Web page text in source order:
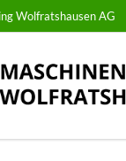
Wolfratshausen AG